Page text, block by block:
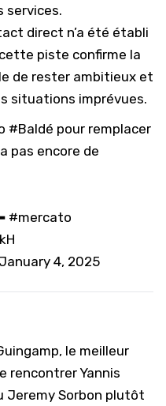
services.
direct n’a été établi
piste confirme la
de rester ambitieux et
situations imprévues.
#Baldé pour remplacer
pas encore de
#mercato
January 4, 2025
le meilleur
rencontrer Yannis
Jeremy Sorbon plutôt